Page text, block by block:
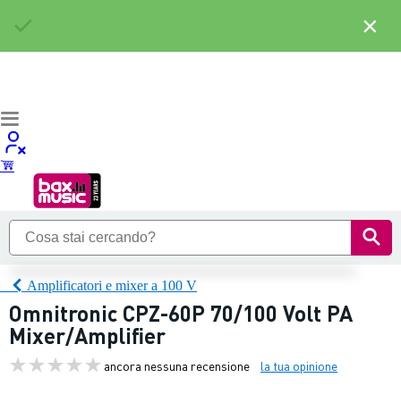
Amplificatori e mixer a 100 V
Omnitronic CPZ-60P 70/100 Volt PA
Mixer/Amplifier
ancora nessuna recensione la tua opinione
×